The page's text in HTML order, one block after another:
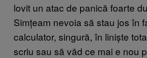
lovit un atac de panică foarte
Simțeam nevoia să stau jos în
calculator, singură, în liniște
scriu sau să văd ce mai e nou